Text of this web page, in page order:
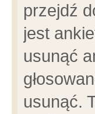
przejdź
jest
usunąć
usunąć.